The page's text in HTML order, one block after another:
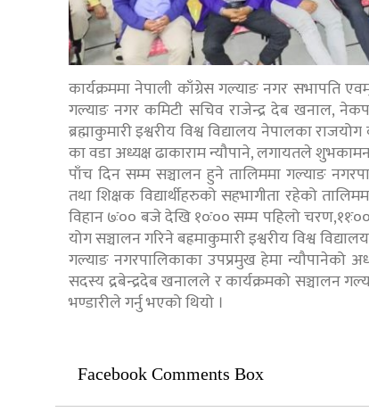
कार्यक्रममा नेपाली काँग्रेस गल्याङ नगर सभापति
गल्याङ नगर कमिटी सचिव राजेन्द्र देब खनाल,
ब्रह्माकुमारी इश्वरीय विश्व विद्यालय नेपालका
का वडा अध्यक्ष ढाकाराम न्यौपाने, लगायतले
पाँच दिन सम्म सञ्चालन हुने तालिममा गल्याङ
तथा शिक्षक विद्यार्थीहरुको सहभागीता रहेको
विहान ७ः०० बजे देखि १०ः०० सम्म पहिलो
योग सञ्चालन गरिने बह्रमाकुमारी इश्वरीय विश्व
गल्याङ नगरपालिकाका उपप्रमुख हेमा न्यौपानेको
सदस्य द्रबेन्द्रदेब खनालले र कार्यक्रमको सञ्चालन
भण्डारीले गर्नु भएको थियो ।
Facebook Comments Box